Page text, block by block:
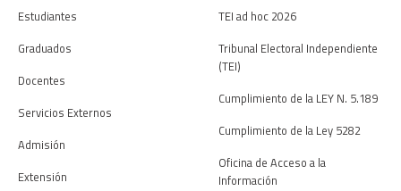
Estudiantes
Graduados
Docentes
Servicios Externos
Admisión
Extensión
TEI ad hoc 2026
Tribunal Electoral Independiente
(TEI)
Cumplimiento de la LEY N. 5.189
Cumplimiento de la Ley 5282
Oficina de Acceso a la
Información